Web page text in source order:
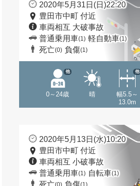
2020年5月31日(日)22:20
豊田市中町 付近
車両相互 大破事故
普通乗用車(1) 軽自動車(1)
死亡(0) 負傷(1)
0～24歳
他
晴
幅5.5～
13.0m
他
2020年5月13日(水)10:20
豊田市中町 付近
車両相互 小破事故
普通乗用車(1) 自転車(1)
死亡(0) 負傷(1)